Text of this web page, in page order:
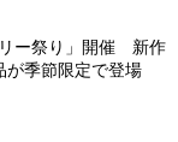
ー祭り」開催 新作
が季節限定で登場